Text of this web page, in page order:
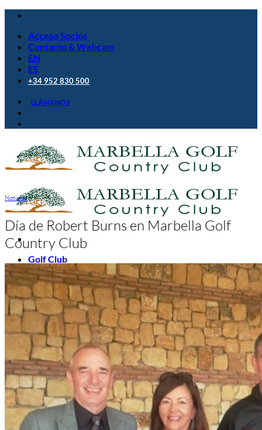
Saltar
contenidoAcceso Socios
Contacto & Webcam
EN
ES
+34 952 830 500
LLÁMANOS
Golf Club
El Campo
Instalaciones
Clases de Golf
Quienes Somos
Tarifas
Membresías
Restaurante
Eventos
Organiza tu evento
Calendario de eventos
Noticias
Últimas noticias
Newsletters
RESERVA ONLINE
Noticias
Día de Robert Burns en Marbella Golf
Country Club